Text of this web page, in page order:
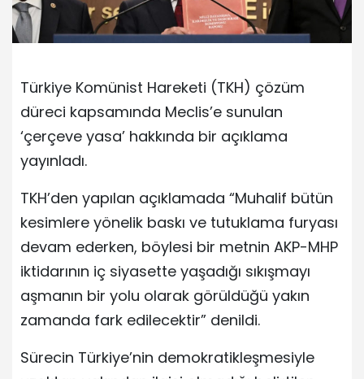
Türkiye Komünist Hareketi (TKH) çözüm
düreci kapsamında Meclis’e sunulan
‘çerçeve yasa’ hakkında bir açıklama
yayınladı.
TKH’den yapılan açıklamada “Muhalif bütün
kesimlere yönelik baskı ve tutuklama furyası
devam ederken, böylesi bir metnin AKP-MHP
iktidarının iç siyasette yaşadığı sıkışmayı
aşmanın bir yolu olarak görüldüğü yakın
zamanda fark edilecektir” denildi.
Sürecin Türkiye’nin demokratikleşmesiyle